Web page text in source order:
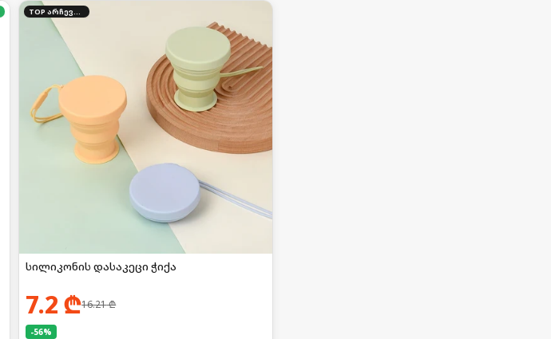
TOP არჩევანი
სილიკონის დასაკეცი ჭიქა
7.2₾16.21₾
-56%